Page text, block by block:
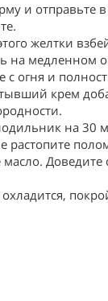
и отправьте в
желтки
на медленном
с огня и
крем
на 30
растопите